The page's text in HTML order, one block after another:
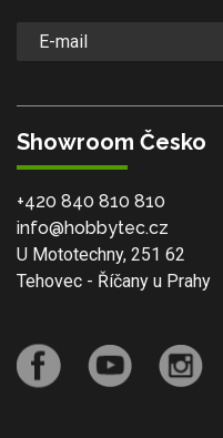
Showroom Česko
+420 840 810 810
info@hobbytec.cz
U Mototechny, 251 62
Tehovec - Říčany u Prahy